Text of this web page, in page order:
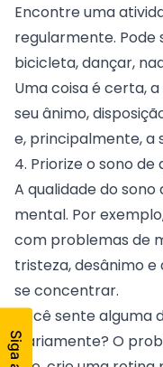
Encontre uma
regularmente. Pode
bicicleta, dançar,
Uma coisa é certa,
seu ânimo,
e, principalmente, a
4. Priorize o sono de
A qualidade do
mental. Por
com problemas de
tristeza, desânimo
se concentrar.
Você sente alguma
diariamente? O